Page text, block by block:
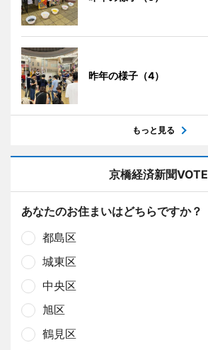
昨年の様子（4）
もっと見る
京橋経済新聞VOTE
あなたのお住まいはどちらですか？
都島区
城東区
中央区
旭区
鶴見区